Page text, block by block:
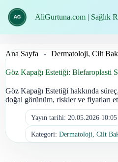
geç
AliGurtuna.com | Sağlık
Ana Sayfa - Dermatoloji, Cilt
Göz Kapağı Estetiği: Blefaroplasti
Göz Kapağı Estetiği hakkında
doğal görünüm, riskler ve fiyatları
Yayın tarihi: 20.05.2026 10:05
Kategori: Dermatoloji, Cilt